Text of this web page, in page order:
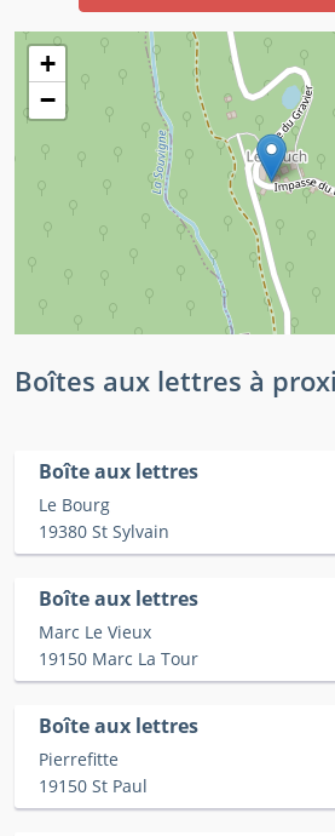
+
−
Boîtes aux lettres à
Boîte aux lettres
Le Bourg
19380 St Sylvain
Boîte aux lettres
Marc Le Vieux
19150 Marc La Tour
Boîte aux lettres
Pierrefitte
19150 St Paul